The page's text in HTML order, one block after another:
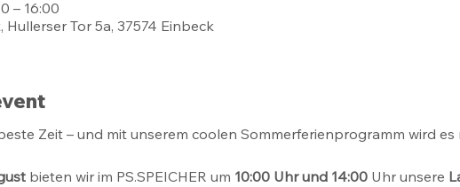
– 16:00
Hullerser Tor 5a, 37574 Einbeck
Zeit – und mit unserem coolen Sommerferienprogramm wird es
bieten wir im PS.SPEICHER um 10:00 Uhr und 14:00 Uhr unsere